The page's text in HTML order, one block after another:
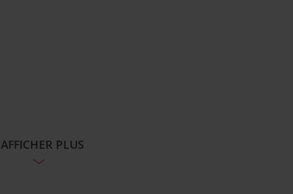
AFFICHER PLUS